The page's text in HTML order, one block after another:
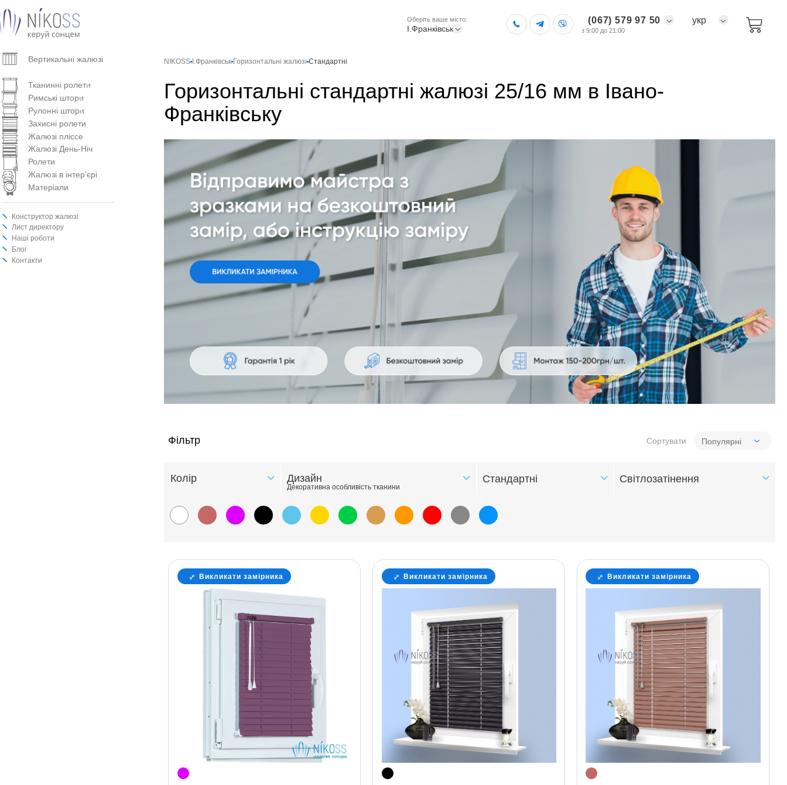
Оберіть ваше місто:
І.Франківськ
(067) 579 97 50
з 9:00 до 21:00
укр
Вертикальнi жалюзi
Тканинні ролети
Римські штори
Рулонні штори
Захисні ролети
Жалюзі пліссе
Жалюзі День-Ніч
Ролети
Жалюзі в інтер'єрі
Матеріали
Конструктор жалюзі
Лист директору
Наші роботи
Блог
Контакти
NIKOSS І.Франківськ Горизонтальні жалюзі Стандартні
Горизонтальні стандартні жалюзі 25/16 мм в Івано-
Франківську
Фільтр Сортувати
Колiр Дизайн
Декоративна особливість тканини
Стандартні Світлозатінення
Викликати замірника Викликати замірника Викликати замірника